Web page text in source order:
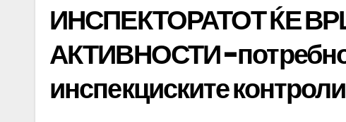
ИНСПЕКТОРАТОТ ЌЕ
АКТИВНОСТИ -
инспекциските